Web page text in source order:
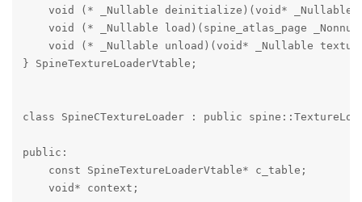
void (* _Nullable deinitialize)(void* _Nullable
void (* _Nullable load)(spine_atlas_page
void (* _Nullable unload)(void* _Nullable
} SpineTextureLoaderVtable;
class SpineCTextureLoader : public
public:
    const SpineTextureLoaderVtable* c_table;
    void* context;